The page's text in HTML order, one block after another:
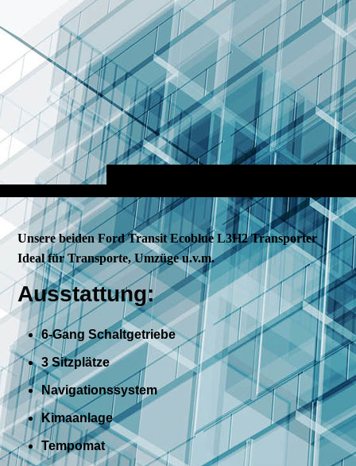
Unsere beiden Ford Transit Ecoblue L3H2 Transporter
Ideal für Transporte, Umzüge u.v.m.
Ausstattung:
6-Gang Schaltgetriebe
3 Sitzplätze
Navigationssystem
Kimaanlage
Tempomat